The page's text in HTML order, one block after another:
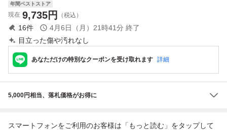
年間ベストストア
現在 9,735円 （税込）
16件 4月6日（月）21時41分 終了
目立った傷や汚れなし
あなただけの特別なクーポンを受け取れます 詳細
5,000円相当、落札価格がお得に
スマートフォンをご利用のお客様は「もっと読む」をタップして